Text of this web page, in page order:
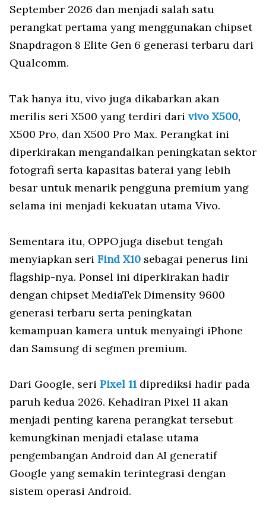
September 2026 dan menjadi salah satu
perangkat pertama yang menggunakan chipset
Snapdragon 8 Elite Gen 6 generasi terbaru dari
Qualcomm.
Tak hanya itu, vivo juga dikabarkan akan
merilis seri X500 yang terdiri dari vivo X500,
X500 Pro, dan X500 Pro Max. Perangkat ini
diperkirakan mengandalkan peningkatan sektor
fotografi serta kapasitas baterai yang lebih
besar untuk menarik pengguna premium yang
selama ini menjadi kekuatan utama Vivo.
Sementara itu, OPPOjuga disebut tengah
menyiapkan seri Find X10 sebagai penerus lini
flagship-nya. Ponsel ini diperkirakan hadir
dengan chipset MediaTek Dimensity 9600
generasi terbaru serta peningkatan
kemampuan kamera untuk menyaingi iPhone
dan Samsung di segmen premium.
Dari Google, seri Pixel 11 diprediksi hadir pada
paruh kedua 2026. Kehadiran Pixel 11 akan
menjadi penting karena perangkat tersebut
kemungkinan menjadi etalase utama
pengembangan Android dan AI generatif
Google yang semakin terintegrasi dengan
sistem operasi Android.